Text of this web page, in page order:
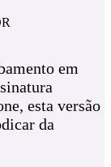
em
esta versão
da